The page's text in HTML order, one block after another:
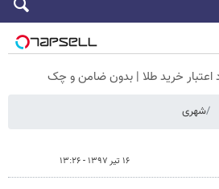
شهری
۱۶ تیر ۱۳۹۷ - ۱۳:۲۶